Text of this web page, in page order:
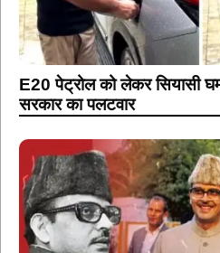
E20 पेट्रोल को लेकर सियासी
सरकार का पलटवार